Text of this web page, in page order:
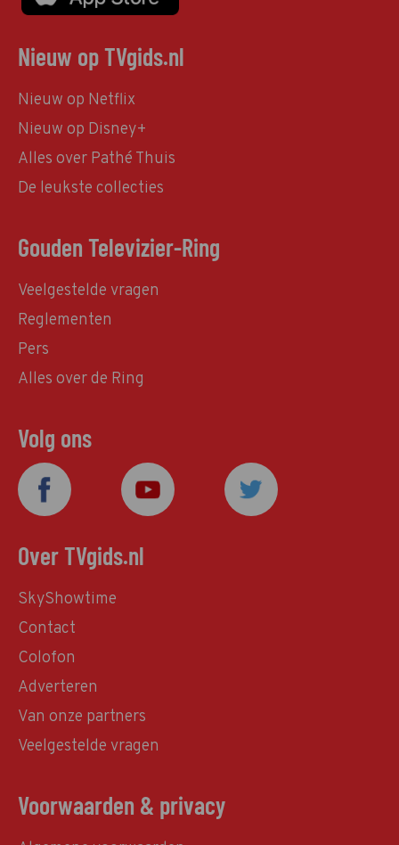
Nieuw op TVgids.nl
Nieuw op Netflix
Nieuw op Disney+
Alles over Pathé Thuis
De leukste collecties
Gouden Televizier-Ring
Veelgestelde vragen
Reglementen
Pers
Alles over de Ring
Volg ons
Over TVgids.nl
SkyShowtime
Contact
Colofon
Adverteren
Van onze partners
Veelgestelde vragen
Voorwaarden & privacy